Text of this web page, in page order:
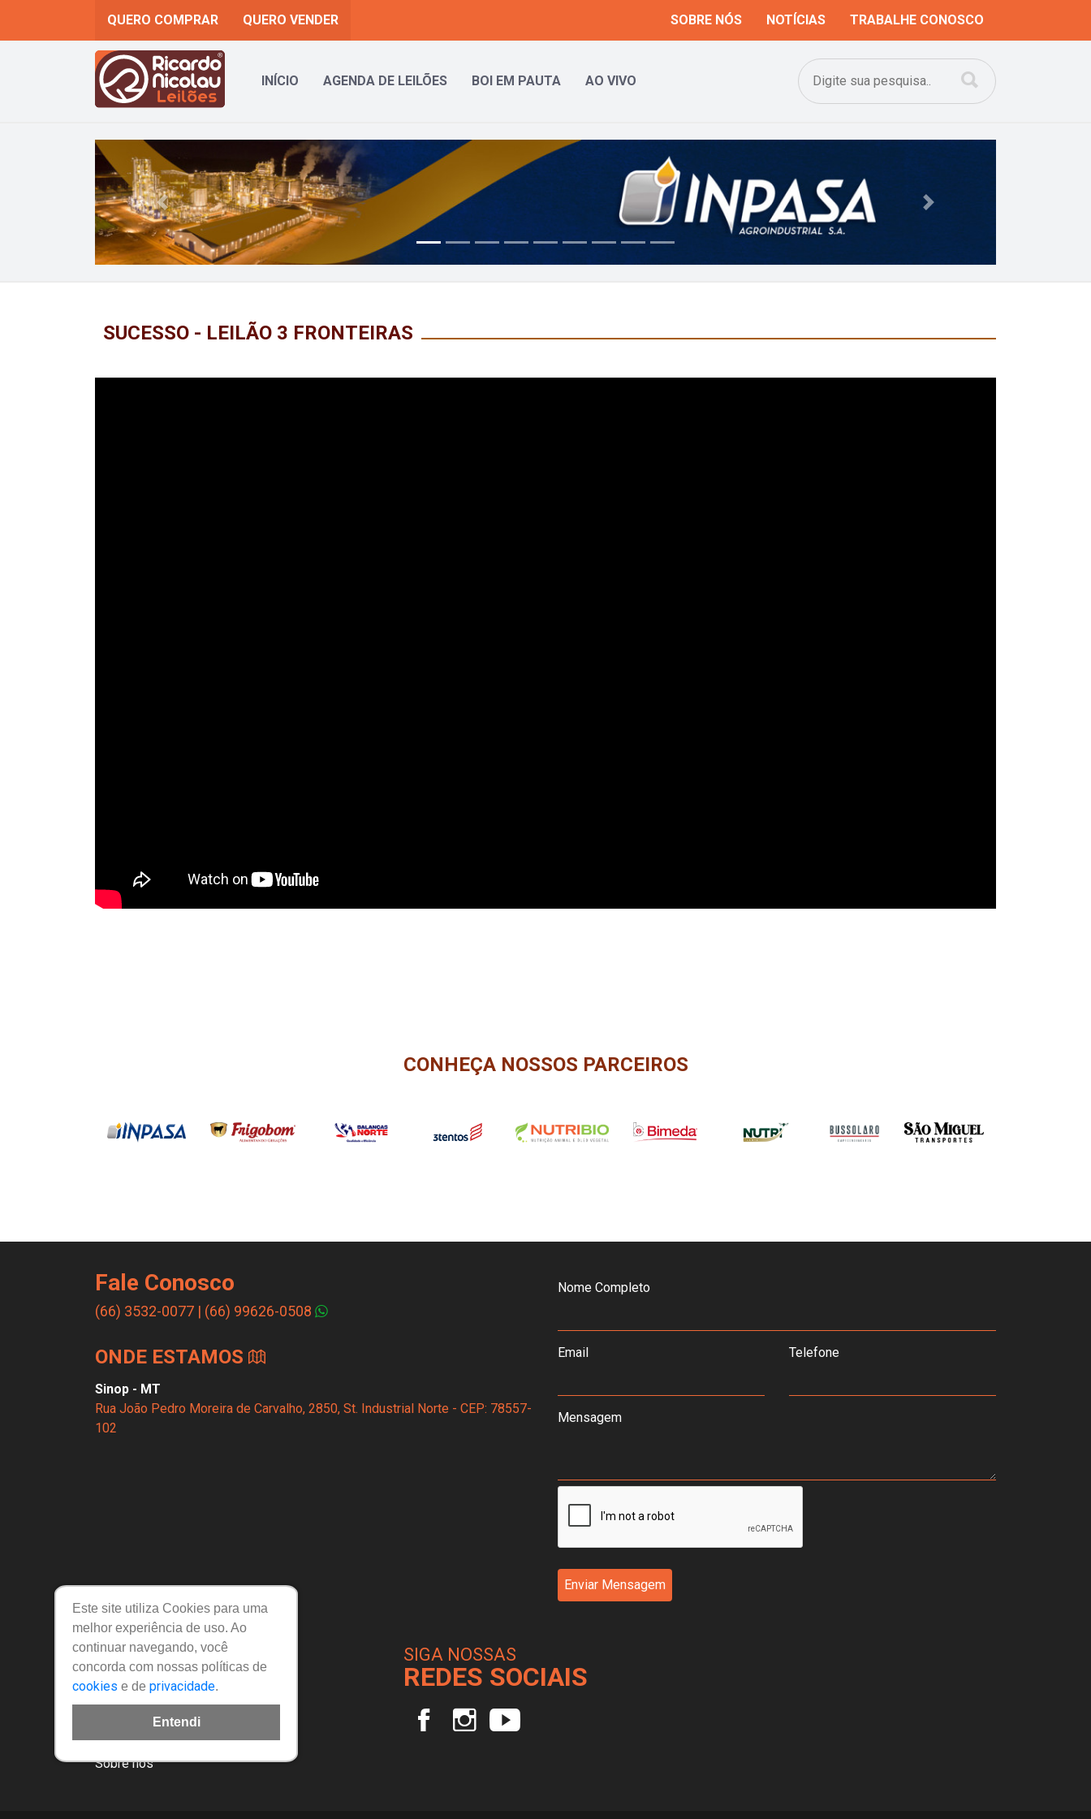
QUERO COMPRAR QUERO VENDER SOBRE NÓS NOTÍCIAS TRABALHE CONOSCO
INÍCIO AGENDA DE LEILÕES BOI EM PAUTA AO VIVO
Previous Next
SUCESSO - LEILÃO 3 FRONTEIRAS
CONHEÇA NOSSOS PARCEIROS
Fale Conosco
(66) 3532-0077 | (66) 99626-0508
ONDE ESTAMOS
Sinop - MT
Rua João Pedro Moreira de Carvalho, 2850, St. Industrial Norte - CEP: 78557-
102
Nome Completo
Email Telefone
Mensagem
Enviar Mensagem
Links Úteis
Política de privacidade
Regulamento
Política de cadastro
Sobre nós
SIGA NOSSAS
REDES SOCIAIS
Este site utiliza Cookies para uma
melhor experiência de uso. Ao
continuar navegando, você
concorda com nossas políticas de
cookies e deprivacidade.
Entendi